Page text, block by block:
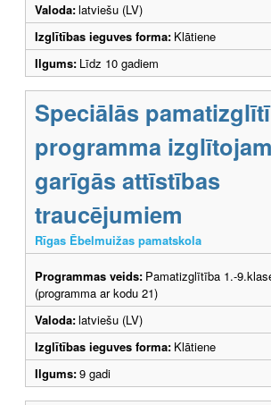
Valoda:latviešu (LV)
Izglītības ieguves forma: Klātiene
Ilgums: Līdz 10 gadiem
Speciālās
programma
garīgās attīstības
traucējumiem
Rīgas Ēbelmuižas pamatskola
Programmas veids: Pamatizglītība 1.-
(programma ar kodu 21)
Valoda:latviešu (LV)
Izglītības ieguves forma: Klātiene
Ilgums:9 gadi